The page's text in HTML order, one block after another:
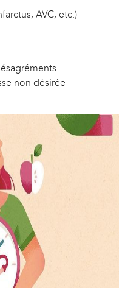
AVC, etc.)
non désirée